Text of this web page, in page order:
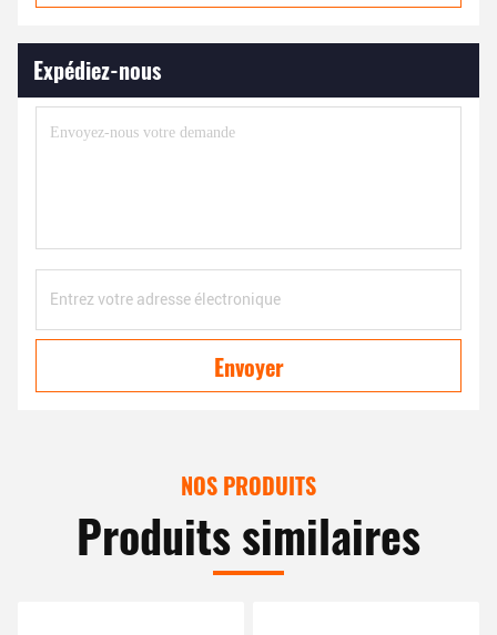
Expédiez-nous
Envoyer
NOS PRODUITS
Produits similaires